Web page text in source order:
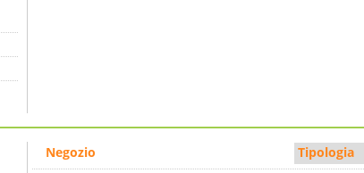
Negozio